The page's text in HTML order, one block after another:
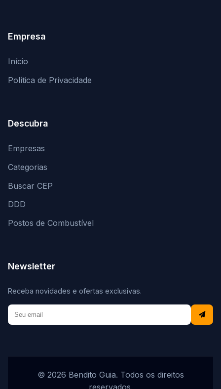
Empresa
Início
Política de Privacidade
Descubra
Empresas
Categorias
Buscar CEP
DDD
Postos de Combustível
Newsletter
Receba novidades e ofertas exclusivas.
© 2026 Bendito Guia. Todos os direitos
reservados.